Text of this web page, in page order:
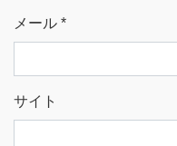
メール *
サイト